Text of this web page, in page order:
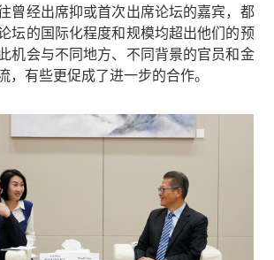
曾经出席抑或首次出席论坛的嘉宾，都
坛的国际化程度和规模均超出他们的预
机会与不同地方、不同背景的官员和金
，有些更促成了进一步的合作。